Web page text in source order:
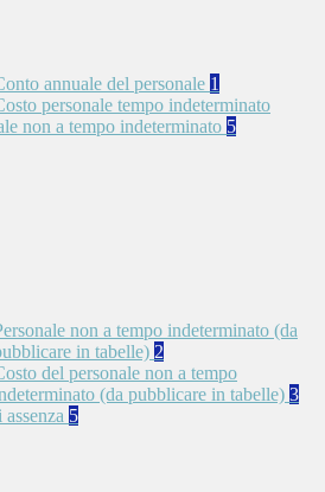
annuale del personale 1
personale tempo indeterminato
non a tempo indeterminato 5
non a tempo indeterminato (da
in tabelle) 2
del personale non a tempo
(da pubblicare in tabelle) 3
5